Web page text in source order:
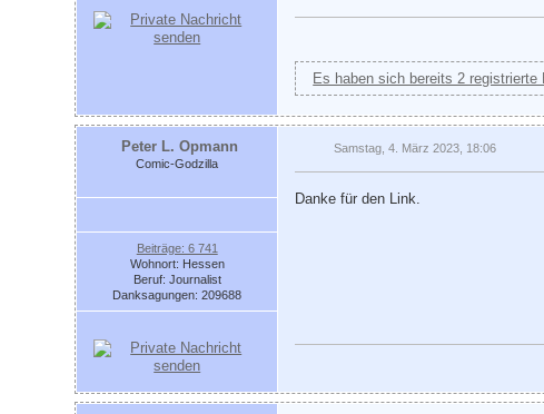
Es haben sich bereits 2 registrierte
Peter L. Opmann
Comic-Godzilla
Beiträge: 6 741
Wohnort: Hessen
Beruf: Journalist
Danksagungen: 209688
Samstag, 4. März 2023, 18:06
Danke für den Link.